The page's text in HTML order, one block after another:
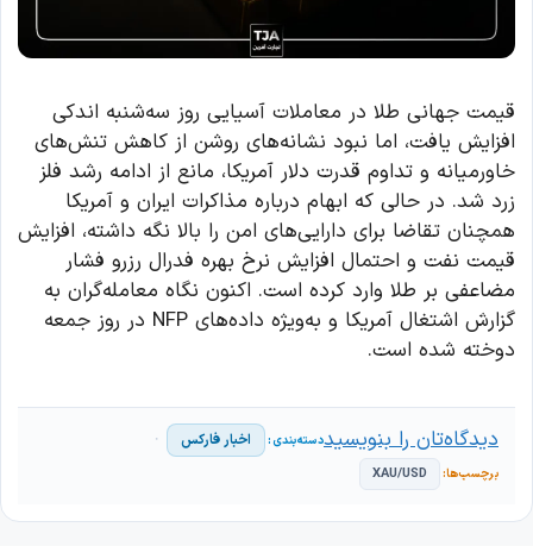
قیمت جهانی طلا در معاملات آسیایی روز سه‌شنبه اندکی
افزایش یافت، اما نبود نشانه‌های روشن از کاهش تنش‌های
خاورمیانه و تداوم قدرت دلار آمریکا، مانع از ادامه رشد فلز
زرد شد. در حالی که ابهام درباره مذاکرات ایران و آمریکا
همچنان تقاضا برای دارایی‌های امن را بالا نگه داشته، افزایش
قیمت نفت و احتمال افزایش نرخ بهره فدرال رزرو فشار
مضاعفی بر طلا وارد کرده است. اکنون نگاه معامله‌گران به
گزارش اشتغال آمریکا و به‌ویژه داده‌های NFP در روز جمعه
دوخته شده است.
اخبار فارکس
XAU/USD
دیدگاه‌تان را بنویسید